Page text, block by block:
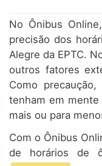
No Ônibus
precisão dos
Alegre da EPTC.
outros fatores
Como
tenham em mente
mais ou para
Com o Ônibus
de horários de